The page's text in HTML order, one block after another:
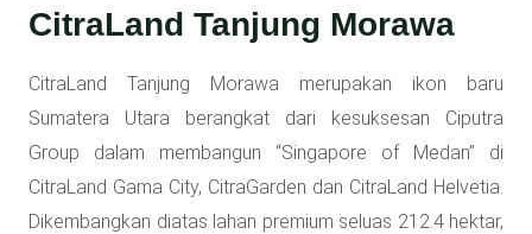
CitraLand Tanjung Morawa
CitraLand Tanjung Morawa merupakan ikon baru
Sumatera Utara berangkat dari kesuksesan Ciputra
Group dalam membangun “Singapore of Medan” di
CitraLand Gama City, CitraGarden dan CitraLand Helvetia.
Dikembangkan diatas lahan premium seluas 212.4 hektar,